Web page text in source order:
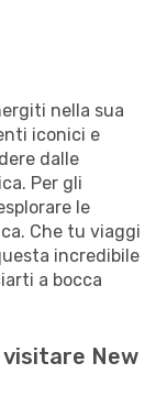
nella sua
iconici e
dalle
Per gli
le
Che tu viaggi
incredibile
a bocca
visitare New